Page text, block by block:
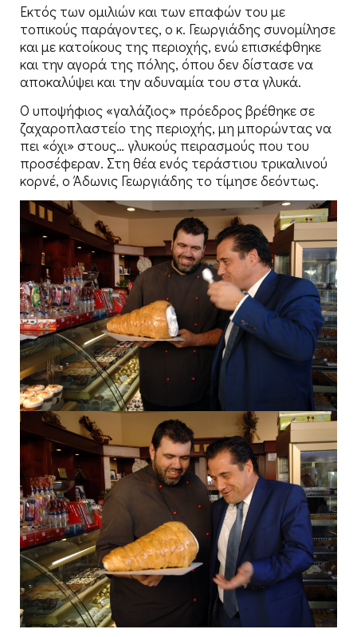
Εκτός των ομιλιών και των επαφών του με
τοπικούς παράγοντες, ο κ. Γεωργιάδης συνομίλησε
και με κατοίκους της περιοχής, ενώ επισκέφθηκε
και την αγορά της πόλης, όπου δεν δίστασε να
αποκαλύψει και την αδυναμία του στα γλυκά.
Ο υποψήφιος «γαλάζιος» πρόεδρος βρέθηκε σε
ζαχαροπλαστείο της περιοχής, μη μπορώντας να
πει «όχι» στους… γλυκούς πειρασμούς που του
προσέφεραν. Στη θέα ενός τεράστιου τρικαλινού
κορνέ, ο Άδωνις Γεωργιάδης το τίμησε δεόντως.